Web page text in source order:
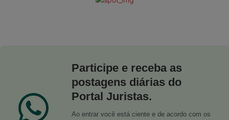
Participe e receba as
postagens diárias do
Portal Juristas.
Ao entrar você está ciente e de acordo com os